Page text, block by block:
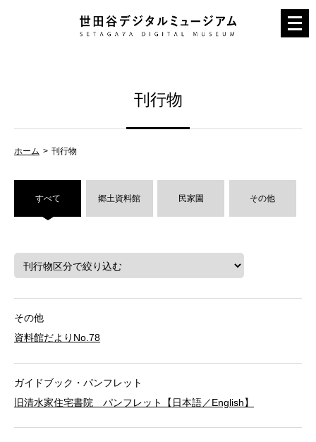
メ
ニ
刊行物
ホーム 刊行物
すべて 郷土資料館 民家園 その他
その他
資料館だよりNo.78
ガイドブック・パンフレット
旧清水家住宅書院 パンフレット【日本語／English】